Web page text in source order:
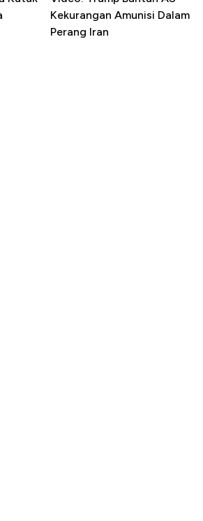
Kekurangan Amunisi Dalam
Perang Iran